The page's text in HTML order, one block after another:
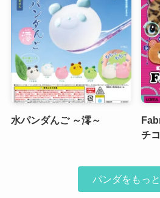
水パンダんご ～澪～
チ
パンダをもっ